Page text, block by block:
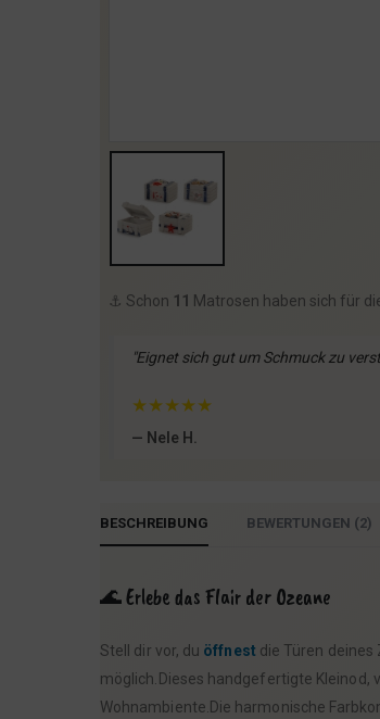
⚓️ Schon 11 Matrosen haben sich für
"Eignet sich gut um Schmuck zu
★★★★★
— Nele H.
BESCHREIBUNG BEWERTUNGEN (2)
🌊 Erlebe das Flair der Ozeane
Stell dir vor, du öffnest die Türen
möglich.Dieses handgefertigte
Wohnambiente.Die harmonische